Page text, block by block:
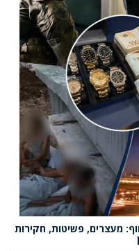
מעצרים, פשיטות, חקירות